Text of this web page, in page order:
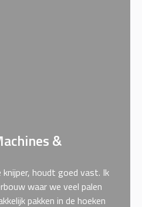
&
houdt goed vast. Ik
waar we veel palen
pakken in de hoeken